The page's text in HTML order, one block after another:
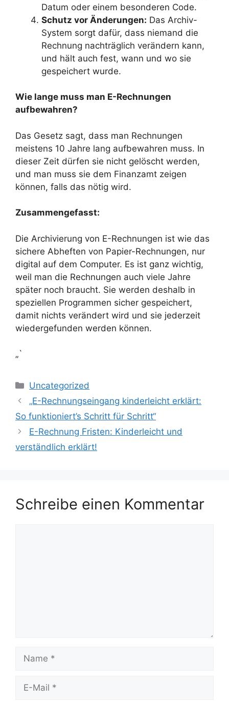
Datum oder einem besonderen Code.
Schutz vor Änderungen: Das Archiv-
System sorgt dafür, dass niemand die
Rechnung nachträglich verändern kann,
und hält auch fest, wann und wo sie
gespeichert wurde.
Wie lange muss man E-Rechnungen
aufbewahren?
Das Gesetz sagt, dass man Rechnungen
meistens 10 Jahre lang aufbewahren muss. In
dieser Zeit dürfen sie nicht gelöscht werden,
und man muss sie dem Finanzamt zeigen
können, falls das nötig wird.
Zusammengefasst:
Die Archivierung von E-Rechnungen ist wie das
sichere Abheften von Papier-Rechnungen, nur
digital auf dem Computer. Es ist ganz wichtig,
weil man die Rechnungen auch viele Jahre
später noch braucht. Sie werden deshalb in
speziellen Programmen sicher gespeichert,
damit nichts verändert wird und sie jederzeit
wiedergefunden werden können.
„`
Kategorien
Uncategorized
„E-Rechnungseingang kinderleicht erklärt:
So funktioniert’s Schritt für Schritt“
E-Rechnung Fristen: Kinderleicht und
verständlich erklärt!
Schreibe einen Kommentar
Name